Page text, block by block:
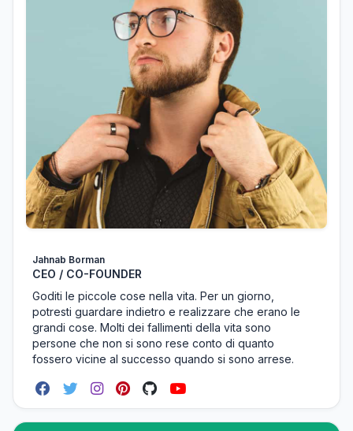
Jahnab Borman
CEO / CO-FOUNDER
Goditi le piccole cose nella vita. Per un giorno,
potresti guardare indietro e realizzare che erano le
grandi cose. Molti dei fallimenti della vita sono
persone che non si sono rese conto di quanto
fossero vicine al successo quando si sono arrese.